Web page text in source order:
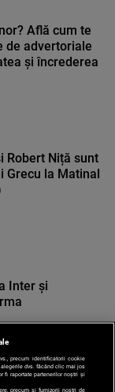
Află cum te
de advertoriale
și încrederea
Robert Niță sunt
Grecu la Matinal
Inter și
precum identificatorii cookie
dvs. făcând clic mai jos
fi raportate partenerilor noștri și
precum si furnizorii nostri de